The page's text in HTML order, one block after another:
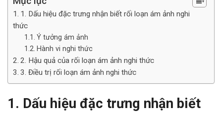
1. Dấu hiệu đặc trưng nhận biết rối loạn ám ảnh nghi
thức
Ý tưởng ám ảnh
Hành vi nghi thức
2. Hậu quả của rối loạn ám ảnh nghi thức
3. Điều trị rối loạn ám ảnh nghi thức
1. Dấu hiệu đặc trưng nhận biết